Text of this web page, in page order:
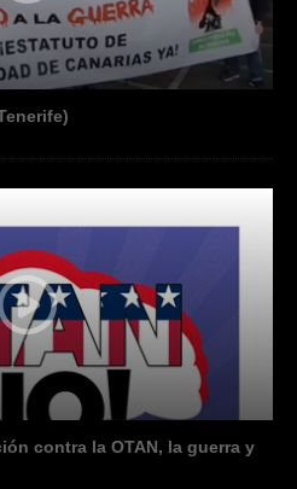
contra la OTAN, la guerra y